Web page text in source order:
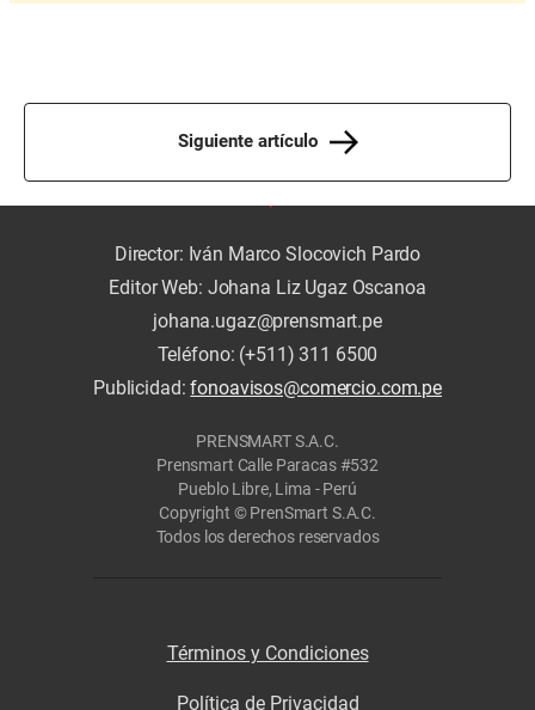
Siguiente artículo
Director: Iván Marco Slocovich Pardo
Editor Web: Johana Liz Ugaz Oscanoa
johana.ugaz@prensmart.pe
Teléfono: (+511) 311 6500
Publicidad:fonoavisos@comercio.com.pe
PRENSMART S.A.C.
Prensmart Calle Paracas #532
Pueblo Libre, Lima - Perú
Copyright © PrenSmart S.A.C.
Todos los derechos reservados
Términos y Condiciones
Política de Privacidad